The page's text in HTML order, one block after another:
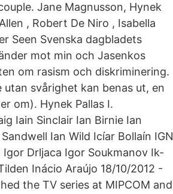
Jane Magnusson, Hynek
, Robert De Niro , Isabella
Seen Svenska dagbladets
mot min och Jasenkos
om rasism och diskriminering.
svårighet kan benas ut, en
om). Hynek Pallas I.
Iain Sinclair Ian Birnie Ian
Ian Wild Icíar Bollaín IGN
Drljaca Igor Soukmanov Ik-
Inácio Araújo 18/10/2012 -
the TV series at MIPCOM and